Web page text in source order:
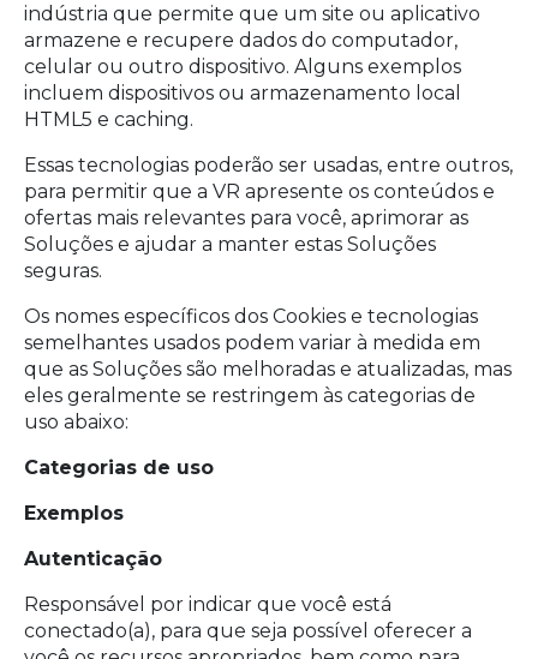
indústria que permite que um site ou aplicativo
armazene e recupere dados do computador,
celular ou outro dispositivo. Alguns exemplos
incluem dispositivos ou armazenamento local
HTML5 e caching.
Essas tecnologias poderão ser usadas, entre outros,
para permitir que a VR apresente os conteúdos e
ofertas mais relevantes para você, aprimorar as
Soluções e ajudar a manter estas Soluções
seguras.
Os nomes específicos dos Cookies e tecnologias
semelhantes usados podem variar à medida em
que as Soluções são melhoradas e atualizadas, mas
eles geralmente se restringem às categorias de
uso abaixo:
Categorias de uso
Exemplos
Autenticação
Responsável por indicar que você está
conectado(a), para que seja possível oferecer a